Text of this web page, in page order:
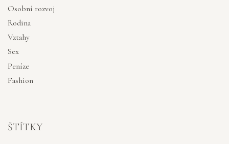
Osobní rozvoj
Rodina
Vztahy
Sex
Peníze
Fashion
ŠTÍTKY